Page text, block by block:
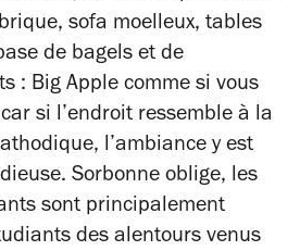
sofa moelleux, tables
de bagels et de
: Big Apple comme si vous
si l’endroit ressemble à la
l’ambiance y est
Sorbonne oblige, les
sont principalement
des alentours venus